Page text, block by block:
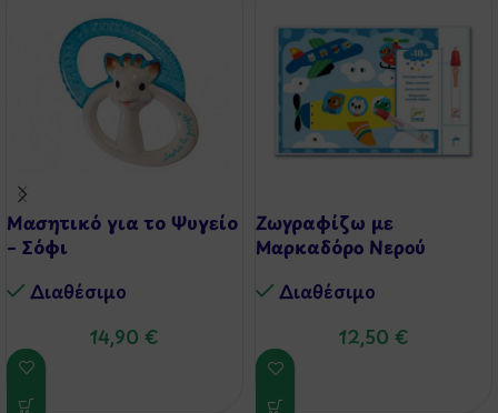
Μασητικό για το Ψυγείο
– Σόφι
Διαθέσιμo
14,90 €
Ζωγραφίζω με
Μαρκαδόρο Νερού
Διαθέσιμo
12,50 €